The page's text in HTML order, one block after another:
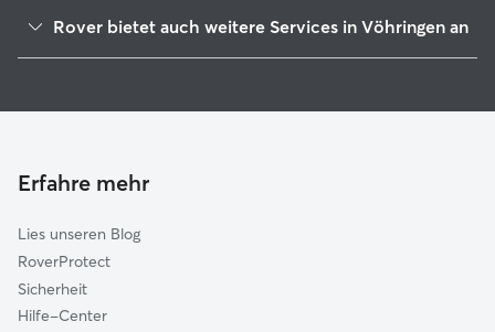
Weißenhorn
Kirchberg-Weihungstal
Schwendi
Neu-Ulm
Altenstadt (Neu-Ulm)
Rover bietet auch weitere Services in Vöhringen an
Gassi-Service in Vöhringen
Erfahre mehr
Lies unseren Blog
RoverProtect
Sicherheit
Hilfe-Center